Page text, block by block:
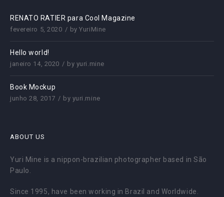
RENATO RATIER para Cool Magazine
fevereiro 5, 2020 byYuriMine
Hello world!
janeiro 14, 2020 by yuri.mine
Book Mockup
junho 28, 2017 by yuri.mine
ABOUT US
Yuri Mine is a nippon-brazilian photographer based in São
Paulo.
Since 1995, have been working in Brazil and Worldwide.